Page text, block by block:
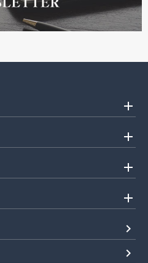
add
add
add
add
navigate_next
navigate_next